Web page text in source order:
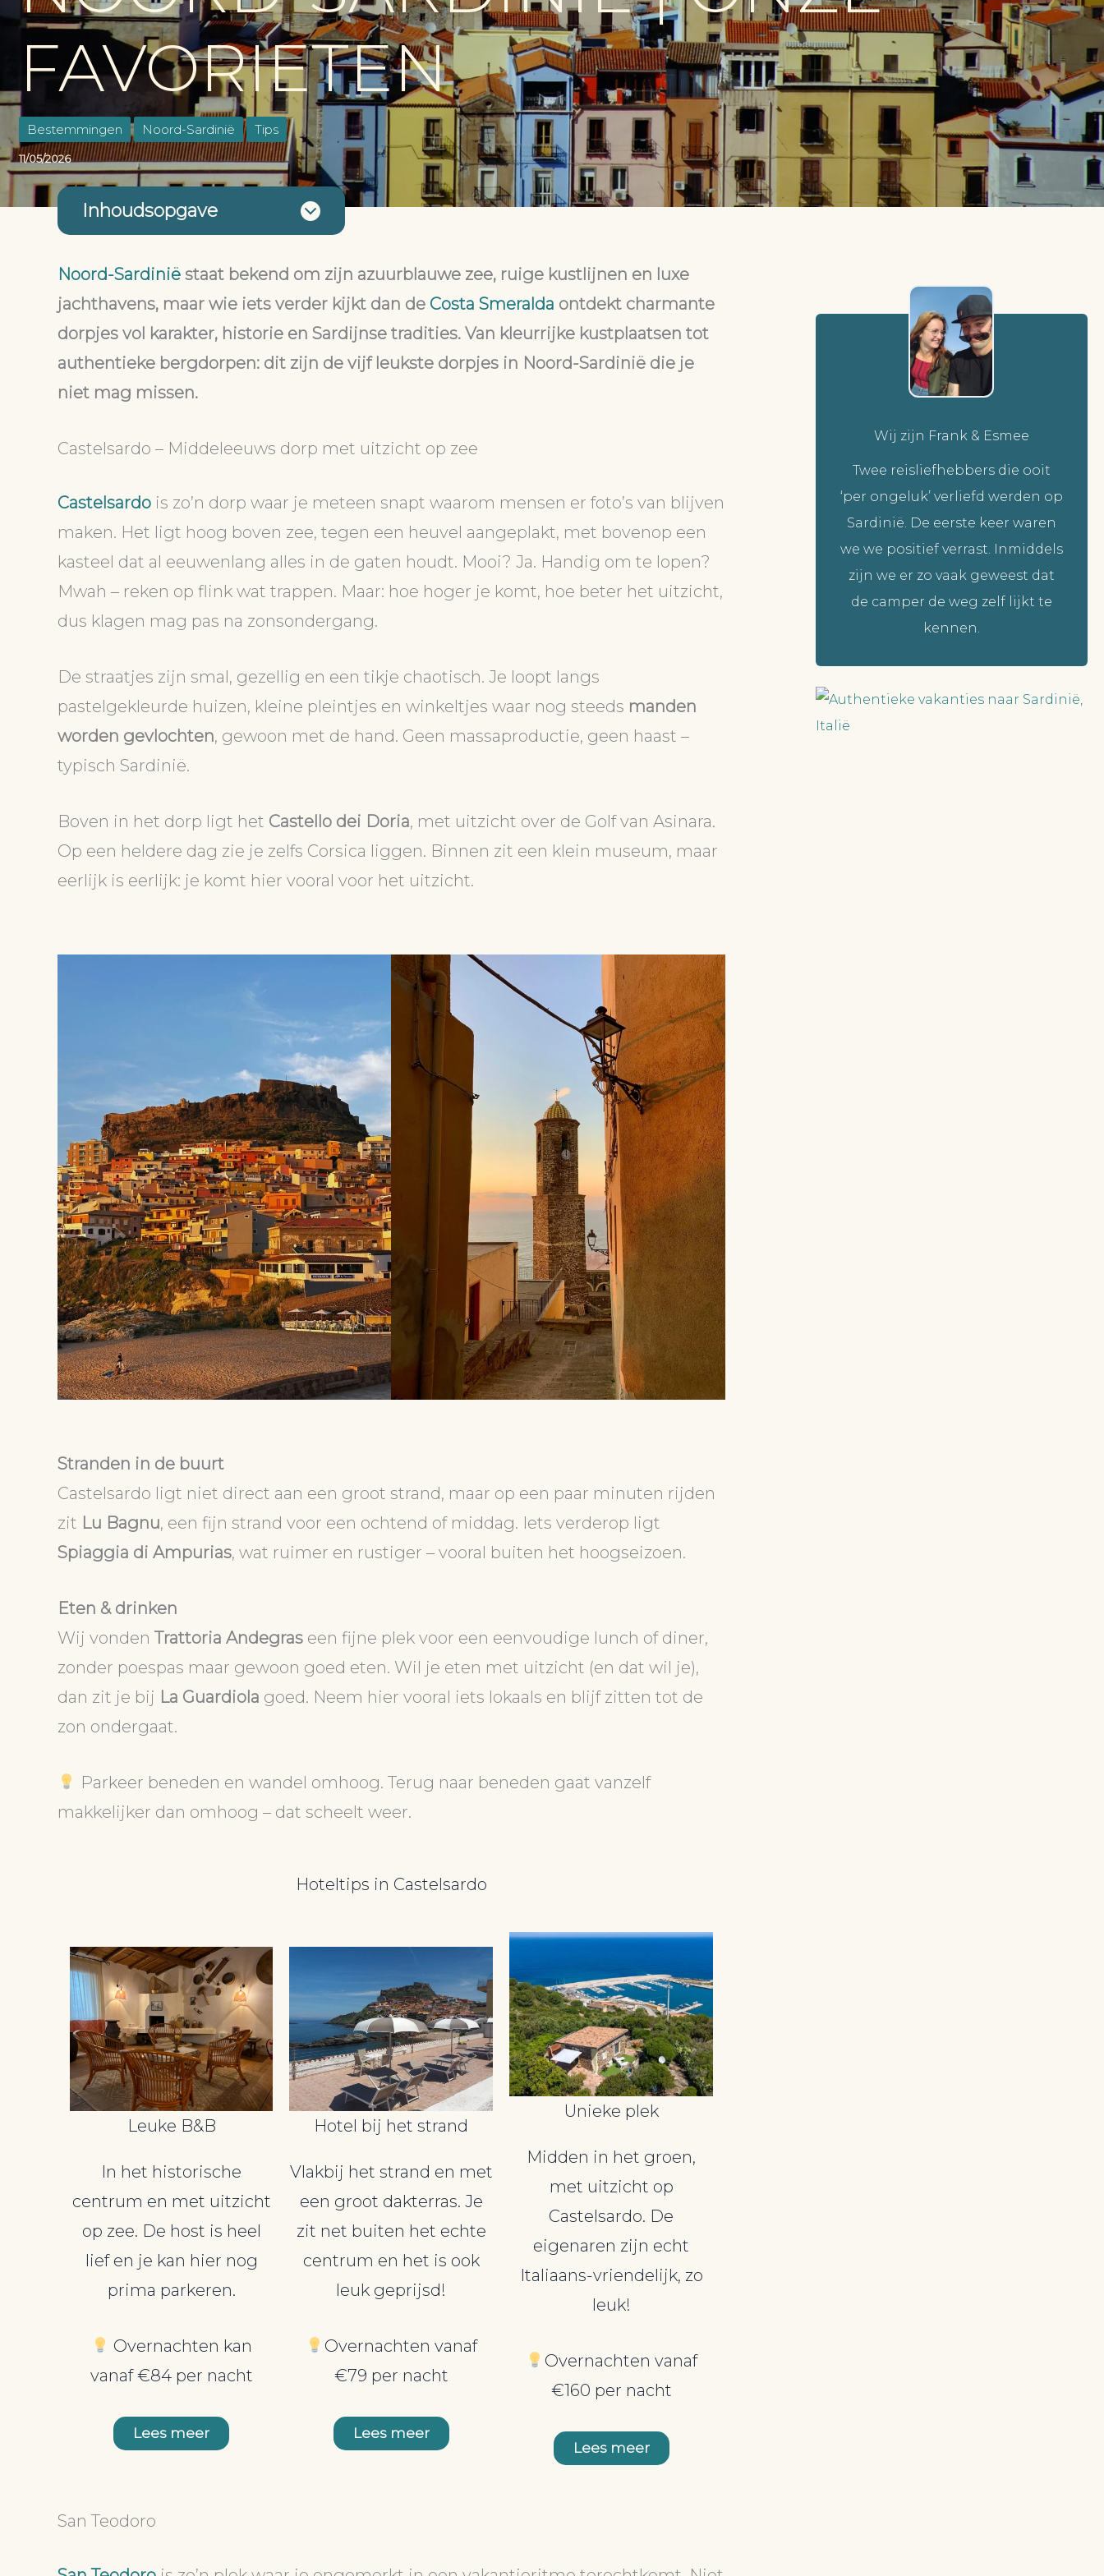
FAVORIETEN
Bestemmingen Noord-Sardinië Tips
11/05/2026
Inhoudsopgave
Noord-Sardinië staat bekend om zijn azuurblauwe zee, ruige kustlijnen en luxe
jachthavens, maar wie iets verder kijkt dan de Costa Smeralda ontdekt charmante
dorpjes vol karakter, historie en Sardijnse tradities. Van kleurrijke kustplaatsen tot
authentieke bergdorpen: dit zijn de vijf leukste dorpjes in Noord-Sardinië die je
niet mag missen.
Castelsardo – Middeleeuws dorp met uitzicht op zee
Castelsardo is zo’n dorp waar je meteen snapt waarom mensen er foto’s van blijven
maken. Het ligt hoog boven zee, tegen een heuvel aangeplakt, met bovenop een
kasteel dat al eeuwenlang alles in de gaten houdt. Mooi? Ja. Handig om te lopen?
Mwah – reken op flink wat trappen. Maar: hoe hoger je komt, hoe beter het uitzicht,
dus klagen mag pas na zonsondergang.
De straatjes zijn smal, gezellig en een tikje chaotisch. Je loopt langs
pastelgekleurde huizen, kleine pleintjes en winkeltjes waar nog steeds manden
worden gevlochten, gewoon met de hand. Geen massaproductie, geen haast –
typisch Sardinië.
Boven in het dorp ligt het Castello dei Doria, met uitzicht over de Golf van Asinara.
Op een heldere dag zie je zelfs Corsica liggen. Binnen zit een klein museum, maar
eerlijk is eerlijk: je komt hier vooral voor het uitzicht.
Stranden in de buurt
Castelsardo ligt niet direct aan een groot strand, maar op een paar minuten rijden
zit Lu Bagnu, een fijn strand voor een ochtend of middag. Iets verderop ligt
Spiaggia di Ampurias, wat ruimer en rustiger – vooral buiten het hoogseizoen.
Eten & drinken
Wij vonden Trattoria Andegras een fijne plek voor een eenvoudige lunch of diner,
zonder poespas maar gewoon goed eten. Wil je eten met uitzicht (en dat wil je),
dan zit je bij La Guardiola goed. Neem hier vooral iets lokaals en blijf zitten tot de
zon ondergaat.
Parkeer beneden en wandel omhoog. Terug naar beneden gaat vanzelf
makkelijker dan omhoog – dat scheelt weer.
Hoteltips in Castelsardo
Leuke B&B
In het historische
centrum en met uitzicht
op zee. De host is heel
lief en je kan hier nog
prima parkeren.
Overnachten kan
vanaf €84 per nacht
Lees meer
Hotel bij het strand
Vlakbij het strand en met
een groot dakterras. Je
zit net buiten het echte
centrum en het is ook
leuk geprijsd!
Overnachten vanaf
€79 per nacht
Lees meer
Unieke plek
Midden in het groen,
met uitzicht op
Castelsardo. De
eigenaren zijn echt
Italiaans-vriendelijk, zo
leuk!
Overnachten vanaf
€160 per nacht
Lees meer
San Teodoro
Wij zijn Frank & Esmee
Twee reisliefhebbers die ooit
‘per ongeluk’ verliefd werden op
Sardinië. De eerste keer waren
we we positief verrast. Inmiddels
zijn we er zo vaak geweest dat
de camper de weg zelf lijkt te
kennen.